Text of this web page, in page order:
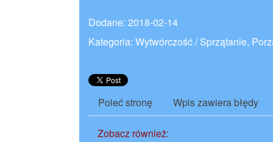
Dodane: 2018-02-14
Kategoria: Wytwórczość / Sprzątanie,
Poleć stronę Wpis zawiera błędy
Zobacz również: